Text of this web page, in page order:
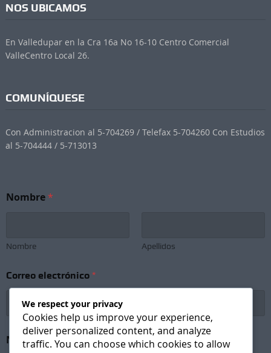
NOS UBICAMOS
En Valledupar en la Cra 16a No 16-10 Centro Comercial
ValleCentro Local 26.
COMUNÍQUESE
Con Administracion al 5-704269 / Telefax 5-704260 Con Estudios
al 5-704444 / 5-713013
Nombre*
Nombre Apellidos
o
m
N
o
Correo electrónico *
Newsletter Subscription*
We respect your privacy
Cookies help us improve your experience,
deliver personalized content, and analyze
traffic. You can choose which cookies to allow